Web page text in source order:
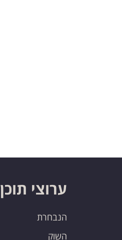
ערוצי תוכן
הנבחרת
השוק